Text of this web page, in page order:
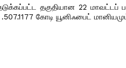
தகுதியான 22
கோடி யூனிஃபைட்